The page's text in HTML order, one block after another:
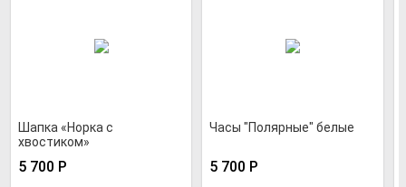
Шапка «Норка с
хвостиком»
5 700 Р
Часы "Полярные" белые
5 700 Р